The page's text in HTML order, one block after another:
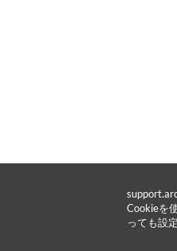
Cookieを
っても設